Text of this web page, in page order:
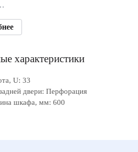
характеристики
U: 33
двери: Перфорация
шкафа, мм: 600